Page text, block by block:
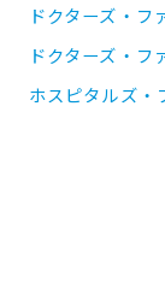
ドクターズ・フ
ドクターズ・フ
ホスピタルズ・